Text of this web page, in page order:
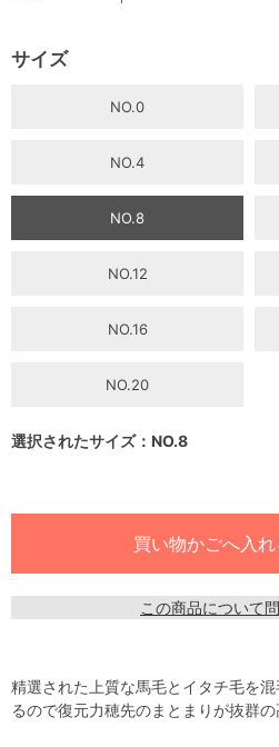
サイズ
NO.0
NO.4
NO.8
NO.12
NO.16
NO.20
選択されたサイズ：NO.8
この商品について
精選された上質な馬毛とイタチ毛を
るので復元力穂先のまとまりが抜群の